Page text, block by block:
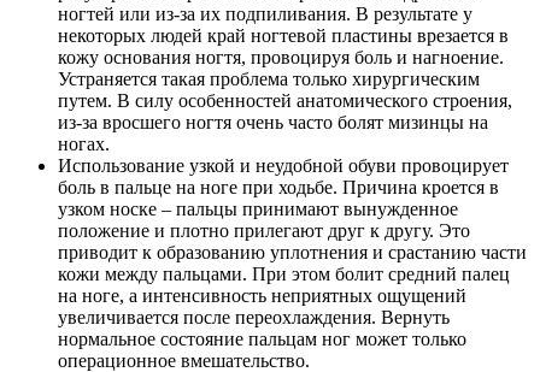
ногтей или из-за их подпиливания. В результате у
некоторых людей край ногтевой пластины врезается в
кожу основания ногтя, провоцируя боль и нагноение.
Устраняется такая проблема только хирургическим
путем. В силу особенностей анатомического строения,
из-за вросшего ногтя очень часто болят мизинцы на
ногах.
Использование узкой и неудобной обуви провоцирует
боль в пальце на ноге при ходьбе. Причина кроется в
узком носке – пальцы принимают вынужденное
положение и плотно прилегают друг к другу. Это
приводит к образованию уплотнения и срастанию части
кожи между пальцами. При этом болит средний палец
на ноге, а интенсивность неприятных ощущений
увеличивается после переохлаждения. Вернуть
нормальное состояние пальцам ног может только
операционное вмешательство.